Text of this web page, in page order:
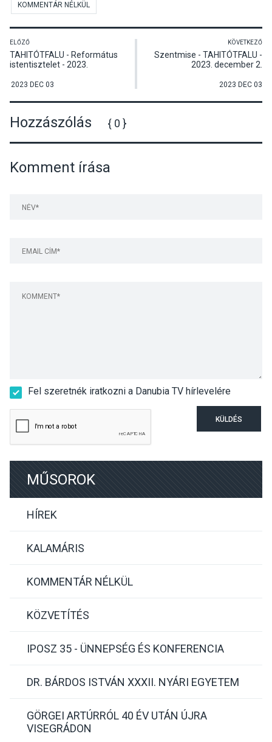
KOMMENTÁR NÉLKÜL
ELŐZŐ
TAHITÓTFALU - Református
istentisztelet - 2023.
2023 DEC 03
KÖVETKEZŐ
Szentmise - TAHITÓTFALU -
2023. december 2.
2023 DEC 03
Hozzászólás { 0 }
Komment írása
Fel szeretnék iratkozni a Danubia TV hírlevelére
KÜLDÉS
MŰSOROK
HÍREK
KALAMÁRIS
KOMMENTÁR NÉLKÜL
KÖZVETÍTÉS
IPOSZ 35 - ÜNNEPSÉG ÉS KONFERENCIA
DR. BÁRDOS ISTVÁN XXXII. NYÁRI EGYETEM
GÖRGEI ARTÚRRÓL 40 ÉV UTÁN ÚJRA
VISEGRÁDON